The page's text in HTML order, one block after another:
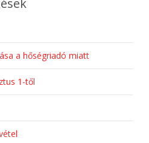
a hőségriadó miatt
1-től